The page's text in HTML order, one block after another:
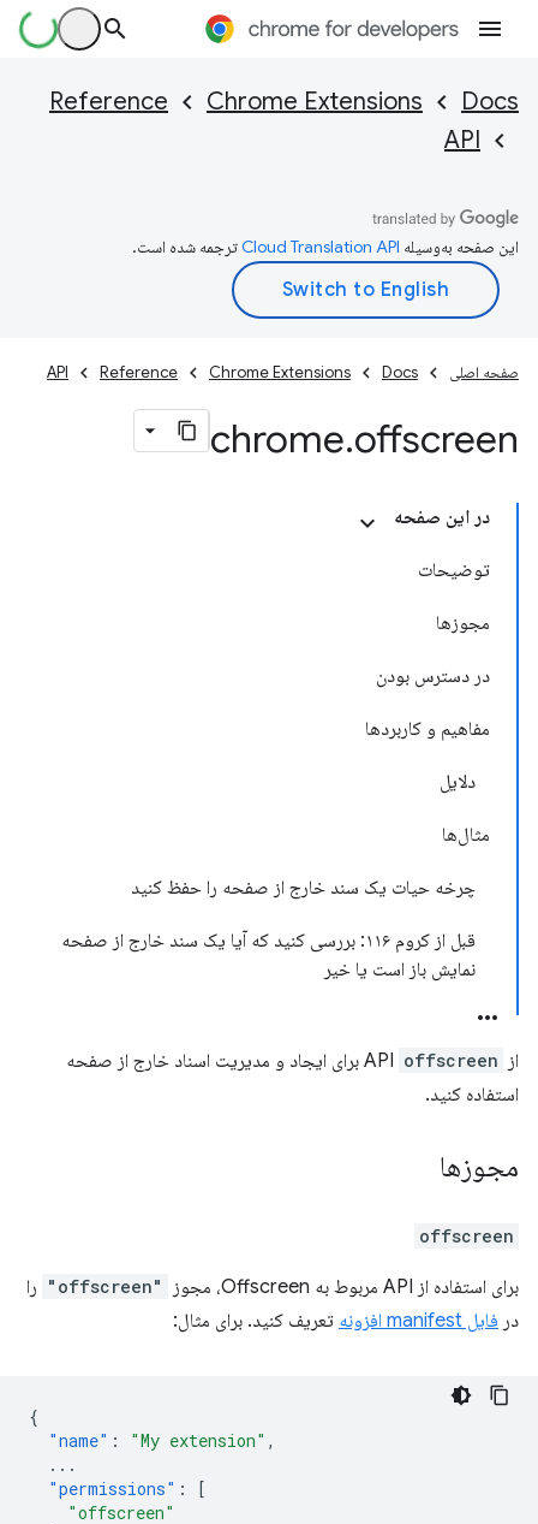
Docs
Chrome Extensions
Reference
API
این صفحه به‌وسیله ترجمه شده است.
صفحه اصلی Docs
Chrome Extensions
Reference
API
chrome.offscreen
در این صفحه
توضیحات
مجوزها
در دسترس بودن
مفاهیم و کاربردها
دلایل
مثال‌ها
چرخه حیات یک سند خارج از صفحه را حفظ کنید
قبل از کروم ۱۱۶: بررسی کنید که آیا یک سند خارج از صفحه
نمایش باز است یا خیر
از API offscreen
برای ایجاد و مدیریت اسناد خارج از صفحه
استفاده کنید.
مجوزها
offscreen
برای استفاده از API مربوط به Offscreen، مجوز "offscreen"
را
در فایل manifest افزونه تعریف کنید. برای مثال:
{
"name" : "My extension" ,
...
"permissions" :
[
"offscreen"